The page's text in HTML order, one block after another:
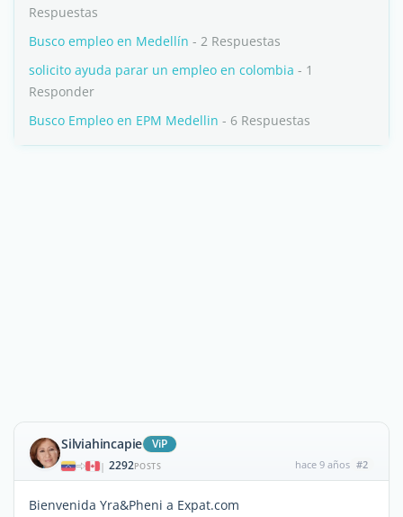
Respuestas
Busco empleo en Medellín - 2 Respuestas
solicito ayuda parar un empleo en colombia - 1
Responder
Busco Empleo en EPM Medellin - 6 Respuestas
Silviahincapie ViP
| 2292POSTS hace 9 años #2
Bienvenida Yra&Pheni a Expat.com